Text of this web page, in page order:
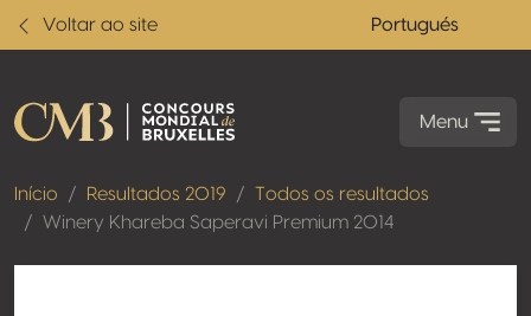
Voltar ao site Portugués
Menu
Início Resultados 2019
Todos os resultados
Winery Khareba Saperavi Premium 2014